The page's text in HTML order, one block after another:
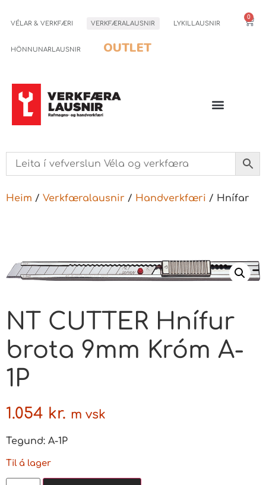
VÉLAR & VERKFÆRI VERKFÆRALAUSNIR LYKILLAUSNIR
HÖNNUNARLAUSNIR OUTLET
0
Heim / Verkfæralausnir / Handverkfæri / Hnífar
NT CUTTER Hnífur
brota 9mm Króm A-
1P
1.054 kr. m vsk
Tegund: A-1P
Til á lager